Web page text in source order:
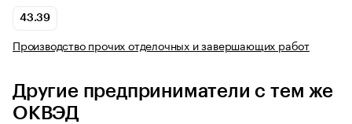
43.39
Производство прочих отделочных и завершающих работ
Другие предприниматели с тем же
ОКВЭД